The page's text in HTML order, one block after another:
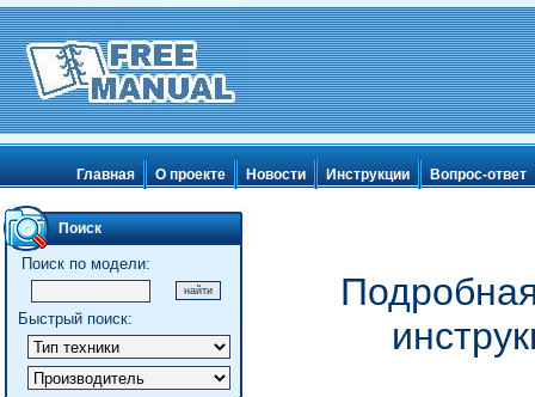
Главная О проекте Новости Инструкции Вопрос-ответ
Поиск
Поиск по модели:
Быстрый поиск: